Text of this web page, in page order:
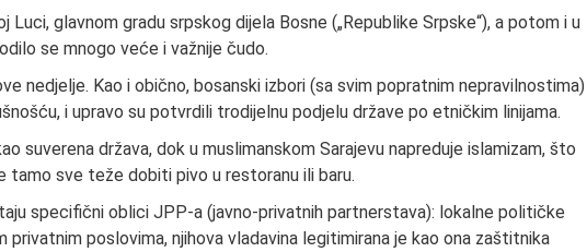
Luci, glavnom gradu srpskog dijela Bosne („Republike Srpske“), a potom i u
se mnogo veće i važnije čudo.
nedjelje. Kao i obično, bosanski izbori (sa svim popratnim nepravilnostima)
i upravo su potvrdili trodijelnu podjelu države po etničkim linijama.
suverena država, dok u muslimanskom Sarajevu napreduje islamizam, što
tamo sve teže dobiti pivo u restoranu ili baru.
specifični oblici JPP-a (javno-privatnih partnerstava): lokalne političke
poslovima, njihova vladavina legitimirana je kao ona zaštitnika